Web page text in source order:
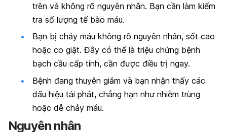
trên và không rõ nguyên nhân. Bạn cần làm kiểm
tra số lượng tế bào máu.
Bạn bị chảy máu không rõ nguyên nhân, sốt cao
hoặc co giật. Đây có thể là triệu chứng bệnh
bạch cầu cấp tính, cần được điều trị ngay.
Bệnh đang thuyên giảm và bạn nhận thấy các
dấu hiệu tái phát, chẳng hạn như nhiễm trùng
hoặc dễ chảy máu.
Nguyên nhân